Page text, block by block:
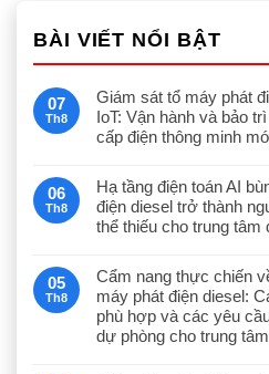
BÀI VIẾT NỔI BẬT
07
Th8
Giám sát tổ máy phát
IoT: Vận hành và bảo
cấp điện thông minh
06
Th8
Hạ tầng điện toán AI
điện diesel trở thành
thể thiếu cho trung tâm
05
Th8
Cẩm nang thực chiến
máy phát điện diesel:
phù hợp và các yêu
dự phòng cho trung